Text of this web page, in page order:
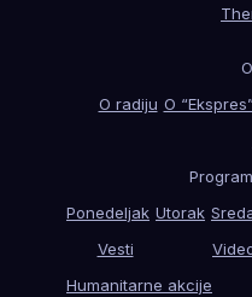
O radiju O
Ponedeljak Utorak
Vesti
Humanitarne akcije